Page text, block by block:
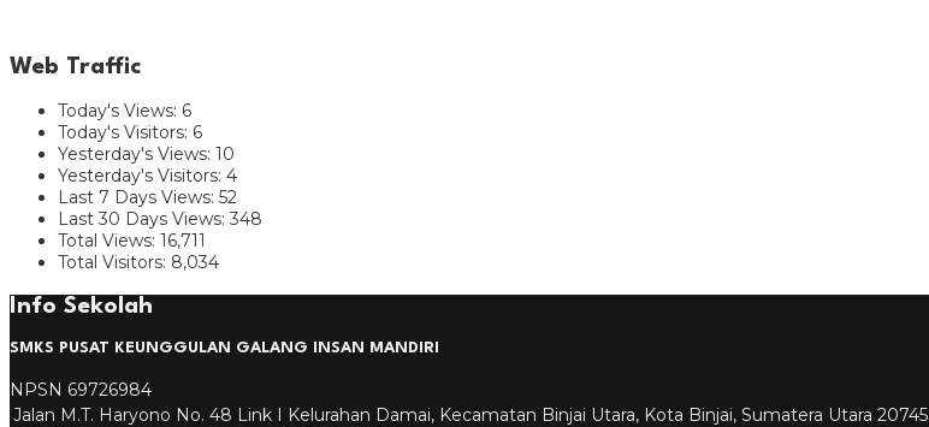
Web Traffic
Today's Views: 6
Today's Visitors: 6
Yesterday's Views: 10
Yesterday's Visitors: 4
Last 7 Days Views: 52
Last 30 Days Views: 348
Total Views: 16,711
Total Visitors: 8,034
Info Sekolah
SMKS PUSAT KEUNGGULAN GALANG INSAN MANDIRI
NPSN 69726984
Jalan M.T. Haryono No. 48 Link I Kelurahan Damai, Kecamatan Binjai Utara, Kota Binjai, Sumatera Utara 20745